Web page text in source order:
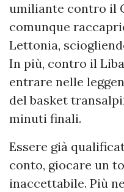
umiliante contro il
comunque
Lettonia,
In più, contro il
entrare nelle
del basket
minuti finali.
Essere già
conto, giocare un
inaccettabile. Più